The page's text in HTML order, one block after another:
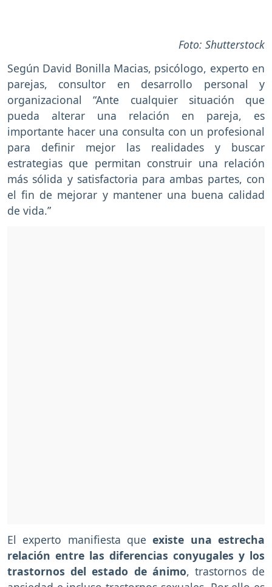
Foto: Shutterstock
Según David Bonilla Macias, psicólogo, experto en
parejas, consultor en desarrollo personal y
organizacional “Ante cualquier situación que
pueda alterar una relación en pareja, es
importante hacer una consulta con un profesional
para definir mejor las realidades y buscar
estrategias que permitan construir una relación
más sólida y satisfactoria para ambas partes, con
el fin de mejorar y mantener una buena calidad
de vida.”
El experto manifiesta queexiste una estrecha
relación entre las diferencias conyugales y los
trastornos del estado de ánimo, trastornos de